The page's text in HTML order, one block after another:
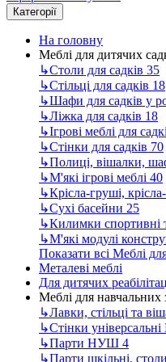
Категорії
На головну
Меблі для дитячих
↳Столи для садків 35
↳Стільці для садків 18
↳Шафи для садків у
↳Ліжка для садків 18
↳Ігрові меблі для
↳Стінки для садків 70
↳Полиці, вішалки,
↳М'які ігрові меблі 40
↳Крісла-груші,
↳Сухі басейни 25
↳Килимки спортивні
↳М'які модулі
Показати всі Меблі
Металеві меблі
Для дитячих
Меблі для навчальних
↳Лавки, стільці та
↳Стінки
↳Парти НУШ 4
↳Парти шкільні,